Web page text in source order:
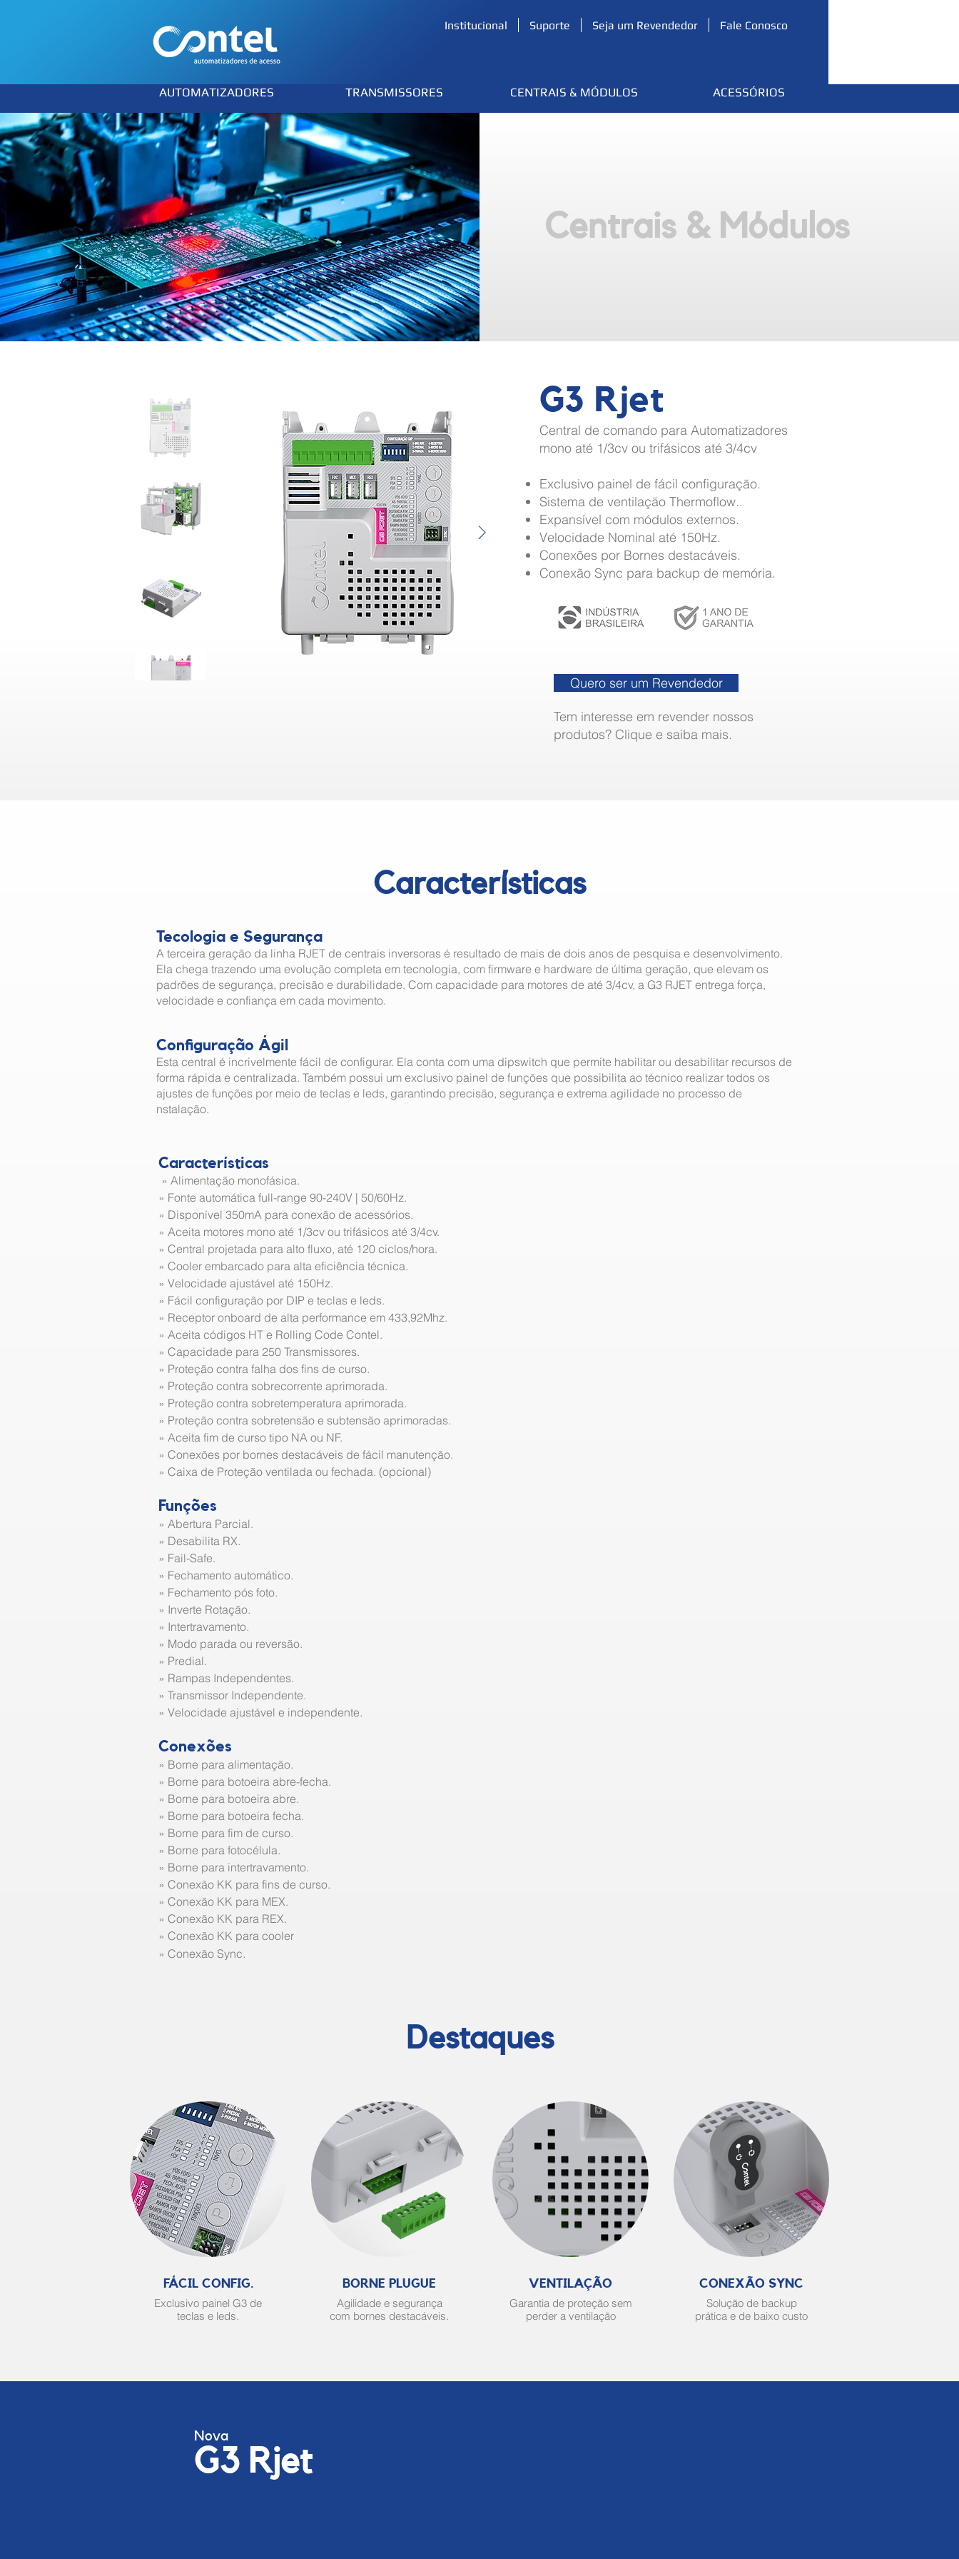
Institucional Suporte Seja um Revendedor Fale Conosco
AUTOMATIZADORES TRANSMISSORES CENTRAIS & MÓDULOS ACESSÓRIOS
Centrais & Módulos
G3 Rjet
Central de comando para Automatizadores
mono até 1/3cv ou trifásicos até 3/4cv
Exclusivo painel de fácil configuração.
Sistema de ventilação Thermoflow..
Expansível com módulos externos.
Velocidade Nominal até 150Hz.
Conexões por Bornes destacáveis.
Conexão Sync para backup de memória.
Quero ser um Revendedor
Tem interesse em revender nossos
produtos? Clique e saiba mais.
Características
Tecologia e Segurança
A terceira geração da linha RJET de centrais inversoras é resultado de mais de dois anos de pesquisa e desenvolvimento.
Ela chega trazendo uma evolução completa em tecnologia, com firmware e hardware de última geração, que elevam os
padrões de segurança, precisão e durabilidade. Com capacidade para motores de até 3/4cv, a G3 RJET entrega força,
velocidade e confiança em cada movimento.
Configuração Ágil
Esta central é incrivelmente fácil de configurar. Ela conta com uma dipswitch que permite habilitar ou desabilitar recursos de
forma rápida e centralizada. Também possui um exclusivo painel de funções que possibilita ao técnico realizar todos os
ajustes de funções por meio de teclas e leds, garantindo precisão, segurança e extrema agilidade no processo de
nstalação.
Características
» Alimentação monofásica.
» Fonte automática full-range 90-240V | 50/60Hz.
» Disponível 350mA para conexão de acessórios.
» Aceita motores mono até 1/3cv ou trifásicos até 3/4cv.
» Central projetada para alto fluxo, até 120 ciclos/hora.
» Cooler embarcado para alta eficiência técnica.
» Velocidade ajustável até 150Hz.
» Fácil configuração por DIP e teclas e leds.
» Receptor onboard de alta performance em 433,92Mhz.
» Aceita códigos HT e Rolling Code Contel.
» Capacidade para 250 Transmissores.
» Proteção contra falha dos fins de curso.
» Proteção contra sobrecorrente aprimorada.
» Proteção contra sobretemperatura aprimorada.
» Proteção contra sobretensão e subtensão aprimoradas.
» Aceita fim de curso tipo NA ou NF.
» Conexões por bornes destacáveis de fácil manutenção.
» Caixa de Proteção ventilada ou fechada. (opcional)
Funções
» Abertura Parcial.
» Desabilita RX.
» Fail-Safe.
» Fechamento automático.
» Fechamento pós foto.
» Inverte Rotação.
» Intertravamento.
» Modo parada ou reversão.
» Predial.
» Rampas Independentes.
» Transmissor Independente.
» Velocidade ajustável e independente.
Conexões
» Borne para alimentação.
» Borne para botoeira abre-fecha.
» Borne para botoeira abre.
» Borne para botoeira fecha.
» Borne para fim de curso.
» Borne para fotocélula.
» Borne para intertravamento.
» Conexão KK para fins de curso.
» Conexão KK para MEX.
» Conexão KK para REX.
» Conexão KK para cooler
» Conexão Sync.
Destaques
FÁCIL CONFIG.
Exclusivo painel G3 de
teclas e leds.
BORNE PLUGUE
Agilidade e segurança
com bornes destacáveis.
VENTILAÇÃO
Garantia de proteção sem
perder a ventilação
CONEXÃO SYNC
Solução de backup
prática e de baixo custo
Nova
G3 Rjet